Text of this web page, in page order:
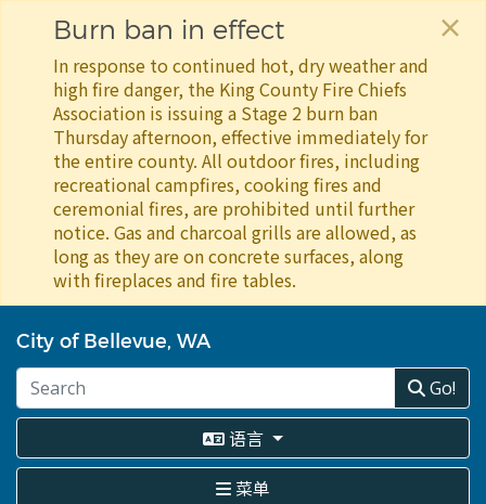
转
到
要
容
Burn ban in effect
In response to continued hot, dry weather and
high fire danger, the King County Fire Chiefs
Association is issuing a Stage 2 burn ban
Thursday afternoon, effective immediately for
the entire county. All outdoor fires, including
recreational campfires, cooking fires and
ceremonial fires, are prohibited until further
notice. Gas and charcoal grills are allowed, as
long as they are on concrete surfaces, along
with fireplaces and fire tables.
×
City of Bellevue, WA
Go!
语言
菜单